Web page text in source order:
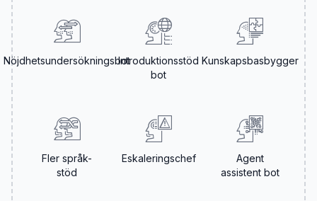
NöjdhetsundersökningsbotIntroduktionsstöd
bot
Kunskapsbasbygger
Fler språk-
stöd
Eskaleringschef
Agent
assistent bot